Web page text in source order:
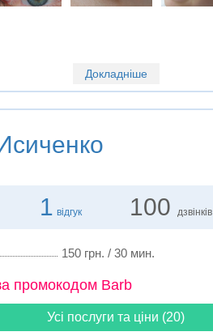
Докладніше
1 відгук 100 дзвінків
150 грн. / 30 мин.
промокодом Barb
Усі послуги та ціни (20)